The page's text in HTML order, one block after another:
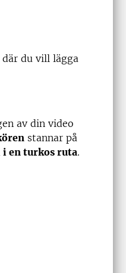
du vill lägga
av din video
stannar på
en turkos ruta.